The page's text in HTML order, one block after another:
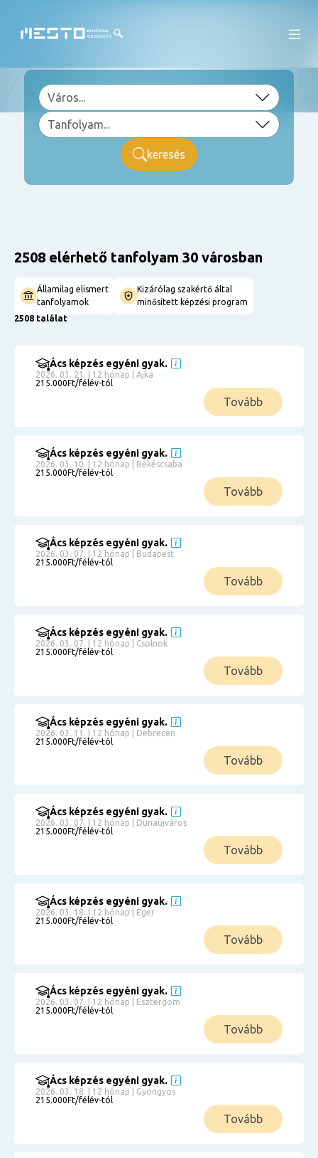
keresés
2508 elérhető tanfolyam 30 városban
Államilag elismert
tanfolyamok
Kizárólag szakértő által
minősített képzési program
2508 találat
Ács képzés egyéni gyak.
2026. 03. 21. | 12 hónap | Ajka
215.000Ft/félév-tól
Tovább
Ács képzés egyéni gyak.
2026. 03. 10. | 12 hónap | Békéscsaba
215.000Ft/félév-tól
Tovább
Ács képzés egyéni gyak.
2026. 03. 07. | 12 hónap | Budapest
215.000Ft/félév-tól
Tovább
Ács képzés egyéni gyak.
2026. 03. 07. | 12 hónap | Csolnok
215.000Ft/félév-tól
Tovább
Ács képzés egyéni gyak.
2026. 03. 11. | 12 hónap | Debrecen
215.000Ft/félév-tól
Tovább
Ács képzés egyéni gyak.
2026. 03. 07. | 12 hónap | Dunaújváros
215.000Ft/félév-tól
Tovább
Ács képzés egyéni gyak.
2026. 03. 18. | 12 hónap | Eger
215.000Ft/félév-tól
Tovább
Ács képzés egyéni gyak.
2026. 03. 07. | 12 hónap | Esztergom
215.000Ft/félév-tól
Tovább
Ács képzés egyéni gyak.
2026. 03. 18. | 12 hónap | Gyöngyös
215.000Ft/félév-tól
Tovább